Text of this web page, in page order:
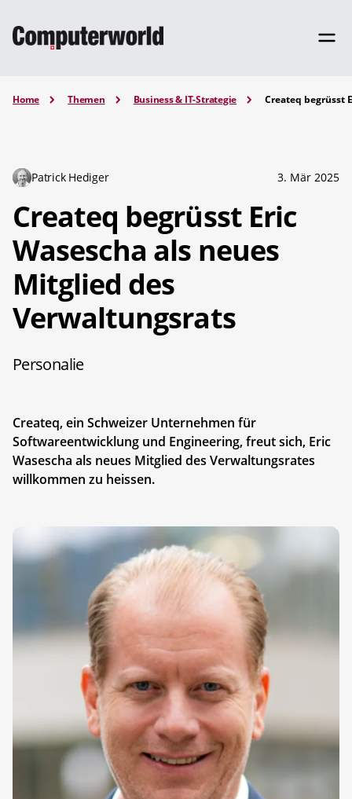
Home Themen Business & IT-Strategie Createq begrüsst
Patrick Hediger 3. Mär 2025
Createq begrüsst Eric
Wasescha als neues
Mitglied des
Verwaltungsrats
Personalie
Createq, ein Schweizer Unternehmen für
Softwareentwicklung und Engineering, freut sich, Eric
Wasescha als neues Mitglied des Verwaltungsrates
willkommen zu heissen.